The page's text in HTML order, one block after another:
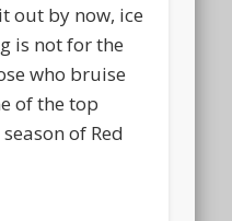
out by now, ice
is not for the
who bruise
of the top
of Red